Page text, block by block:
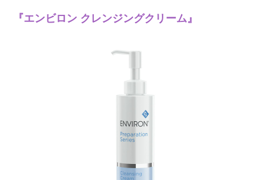
『エンビロン クレンジングクリーム』